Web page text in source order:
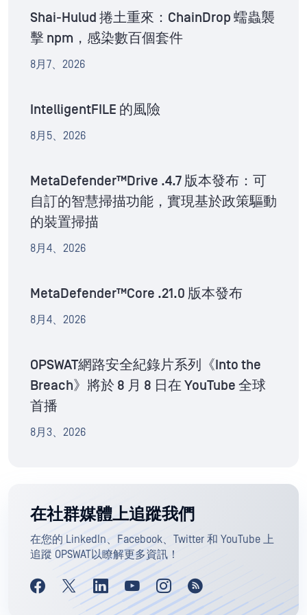
Shai-Hulud 捲土重來：ChainDrop 蠕蟲襲
擊 npm，感染數百個套件
8月7、2026
IntelligentFILE 的風險
8月5、2026
MetaDefender™Drive .4.7 版本發布：可
自訂的智慧掃描功能，實現基於政策驅動
的裝置掃描
8月4、2026
MetaDefender™Core .21.0 版本發布
8月4、2026
OPSWAT網路安全紀錄片系列《Into the
Breach》將於 8 月 8 日在 YouTube 全球
首播
8月3、2026
在社群媒體上追蹤我們
在您的 LinkedIn、Facebook、Twitter 和 YouTube 上
追蹤 OPSWAT以瞭解更多資訊！